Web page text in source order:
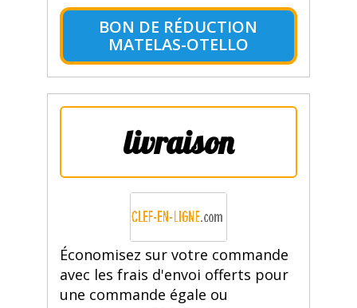
BON DE RÉDUCTION
MATELAS-OTELLO
livraison
Économisez sur votre commande
avec les frais d'envoi offerts pour
une commande égale ou